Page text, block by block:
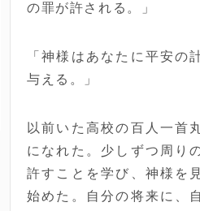
の罪が許される。」
「神様はあなたに平安の
与える。」
以前いた高校の百人一首
になれた。少しずつ周り
許すことを学び、神様を
始めた。自分の将来に、